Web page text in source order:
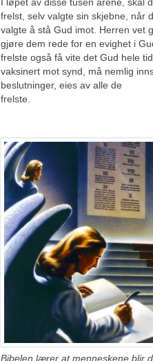
frelst, selv valgte sin skjebne, når
valgte å stå Gud imot. Herren vet
gjøre dem rede for en evighet i
frelste også få vite det Gud hele
vaksinert mot synd, må nemlig
beslutninger, eies av alle de
Bibelen lærer at menneskene blir